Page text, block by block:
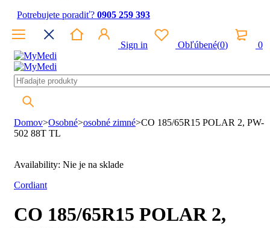
Potrebujete poradiť? 0905 259 393
Sign in Obľúbené(0) 0
Domov>Osobné>osobné zimné>CO 185/65R15 POLAR 2, PW-
502 88T TL
Availability: Nie je na sklade
Cordiant
CO 185/65R15 POLAR 2,